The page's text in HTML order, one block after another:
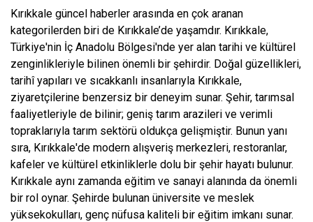
Kırıkkale güncel haberler arasında en çok aranan
kategorilerden biri de Kırıkkale’de yaşamdır. Kırıkkale,
Türkiye'nin İç Anadolu Bölgesi'nde yer alan tarihi ve kültürel
zenginlikleriyle bilinen önemli bir şehirdir. Doğal güzellikleri,
tarihî yapıları ve sıcakkanlı insanlarıyla Kırıkkale,
ziyaretçilerine benzersiz bir deneyim sunar. Şehir, tarımsal
faaliyetleriyle de bilinir; geniş tarım arazileri ve verimli
topraklarıyla tarım sektörü oldukça gelişmiştir. Bunun yanı
sıra, Kırıkkale'de modern alışveriş merkezleri, restoranlar,
kafeler ve kültürel etkinliklerle dolu bir şehir hayatı bulunur.
Kırıkkale aynı zamanda eğitim ve sanayi alanında da önemli
bir rol oynar. Şehirde bulunan üniversite ve meslek
yüksekokulları, genç nüfusa kaliteli bir eğitim imkanı sunar.